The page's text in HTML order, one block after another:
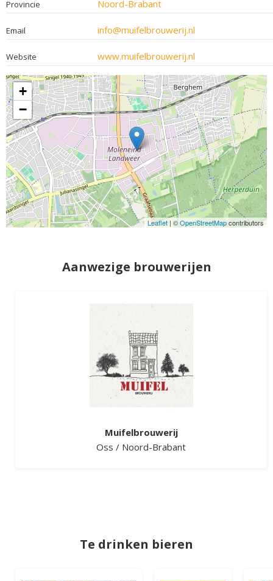
Provincie Noord-Brabant
Email info@muifelbrouwerij.nl
Website www.muifelbrouwerij.nl
+
−
Leaflet | ©OpenStreetMapcontributors
Aanwezige brouwerijen
Muifelbrouwerij
Oss / Noord-Brabant
Te drinken bieren